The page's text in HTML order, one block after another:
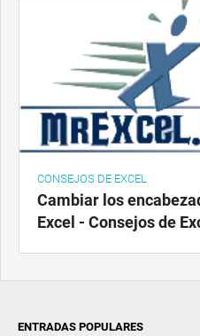
CONSEJOS DE EXCEL
Cambiar los
Excel - Consejos de
ENTRADAS POPULARES